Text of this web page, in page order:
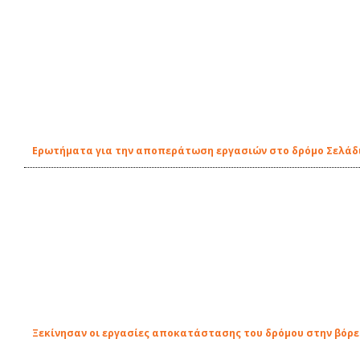
Ερωτήματα για την αποπεράτωση εργασιών στο δρόμο
Ξεκίνησαν οι εργασίες αποκατάστασης του δρόμου στην